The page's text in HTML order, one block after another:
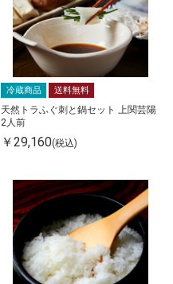
冷蔵商品 送料無料
天然トラふぐ刺と鍋セット 上関芸陽
2人前
￥29,160(税込)